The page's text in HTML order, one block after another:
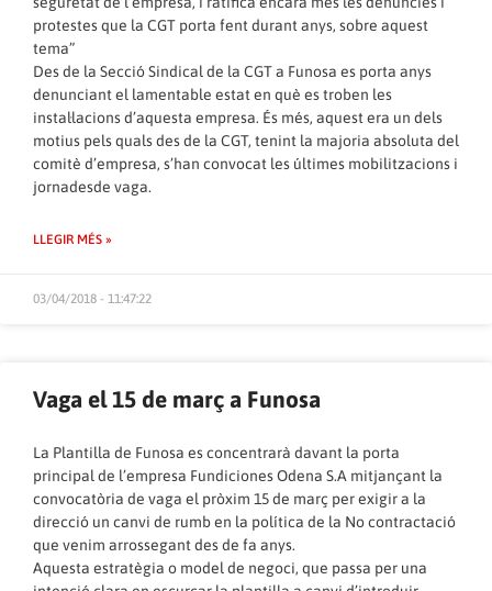
protestes que la CGT porta fent durant anys, sobre aquest
tema”
Des de la Secció Sindical de la CGT a Funosa es porta anys
denunciant el lamentable estat en què es troben les
instal·lacions d’aquesta empresa. És més, aquest era un dels
motius pels quals des de la CGT, tenint la majoria absoluta del
comitè d’empresa, s’han convocat les últimes mobilitzacions i
jornadesde vaga.
LLEGIR MÉS »
03/04/2018 - 11:47:22
Vaga el 15 de març a Funosa
La Plantilla de Funosa es concentrarà davant la porta
principal de l’empresa Fundiciones Odena S.A mitjançant la
convocatòria de vaga el pròxim 15 de març per exigir a la
direcció un canvi de rumb en la política de la No contractació
que venim arrossegant des de fa anys.
Aquesta estratègia o model de negoci, que passa per una